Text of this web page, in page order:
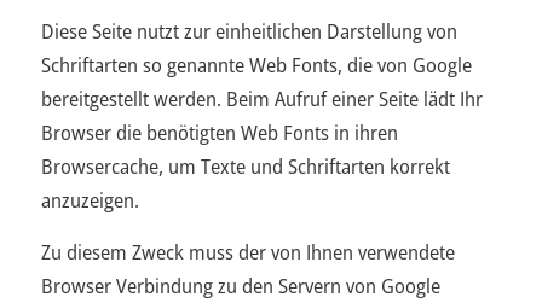
Diese Seite nutzt zur einheitlichen Darstellung von
Schriftarten so genannte Web Fonts, die von Google
bereitgestellt werden. Beim Aufruf einer Seite lädt Ihr
Browser die benötigten Web Fonts in ihren
Browsercache, um Texte und Schriftarten korrekt
anzuzeigen.
Zu diesem Zweck muss der von Ihnen verwendete
Browser Verbindung zu den Servern von Google